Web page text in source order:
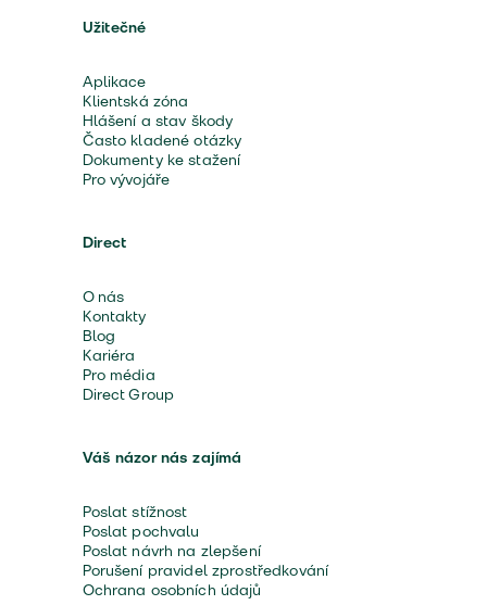
Užitečné
Aplikace
Klientská zóna
Hlášení a stav škody
Často kladené otázky
Dokumenty ke stažení
Pro vývojáře
Direct
O nás
Kontakty
Blog
Kariéra
Pro média
Direct Group
Váš názor nás zajímá
Poslat stížnost
Poslat pochvalu
Poslat návrh na zlepšení
Porušení pravidel zprostředkování
Ochrana osobních údajů